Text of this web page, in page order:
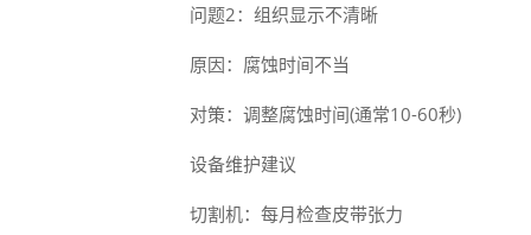
问题2：组织显示不清晰
原因：腐蚀时间不当
对策：调整腐蚀时间(通常10-60秒)
设备维护建议
切割机：每月检查皮带张力